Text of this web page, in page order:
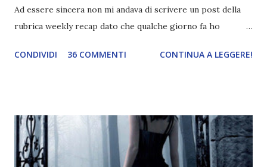
Ad essere sincera non mi andava di scrivere un post della
rubrica weekly recap dato che qualche giorno fa ho
troppo creare un nuovo banner xD Nella puntata di oggi vi
di dire in un libro? Ad esempio, i capelli arruffati . TUTTI I
RAGAZZI nei libri hanno i capelli arruffati. Vabbè, c'è crisi, il
pettine costa. Dovrei regalarglielo io uno. O magari del gel.
CONDIVIDI 36 COMMENTI CONTINUA A LEGGERE!